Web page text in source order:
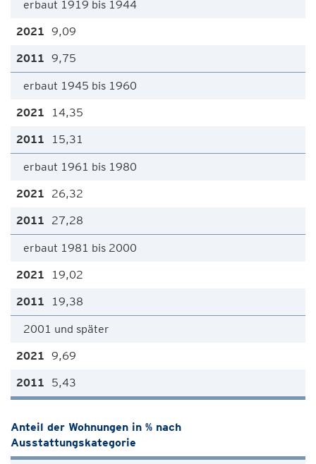
erbaut 1919 bis 1944
9,09
9,75
erbaut 1945 bis 1960
14,35
15,31
erbaut 1961 bis 1980
26,32
27,28
erbaut 1981 bis 2000
19,02
19,38
2001 und später
9,69
5,43
Anteil der Wohnungen in % nach
Ausstattungskategorie